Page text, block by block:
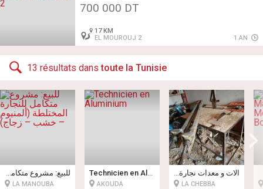
700 000 DT
17 KM
EL MOUROUJ 2
1 AN
13 résultats danstoute la Tunisie
LA MANOUBA AKOUDA LA CHEBBA